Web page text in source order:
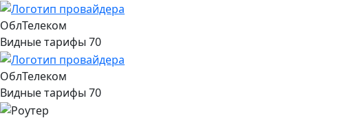
ОблТелеком
Видные тарифы 70
ОблТелеком
Видные тарифы 70